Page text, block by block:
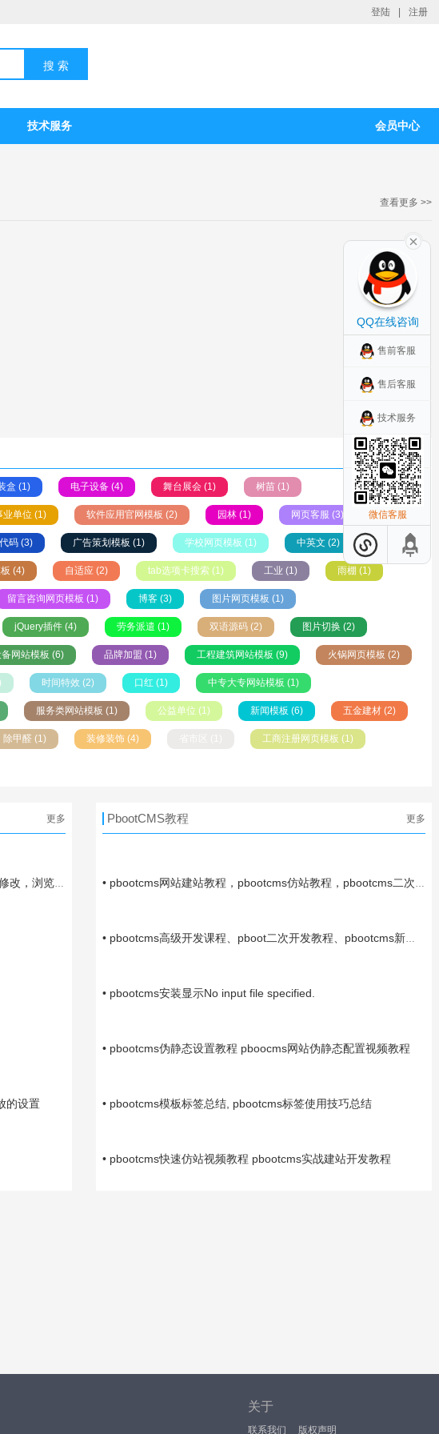
登陆 注册
技术服务 会员中心
查看更多 >>
更多
盒 (1) 电子设备 (4) 舞台展会 (1) 树苗 (1)
业单位 (1) 软件应用官网模板 (2) 园林 (1) 网页客服 (3)
码 (3) 广告策划模板 (1) 学校网页模板 (1) 中英文 (2)
(4) 自适应 (2) tab选项卡搜索 (1) 工业 (1) 雨棚 (1)
留言咨询网页模板 (1) 博客 (3) 图片网页模板 (1)
jQuery插件 (4) 劳务派遣 (1) 双语源码 (2) 图片切换 (2)
网站模板 (6) 品牌加盟 (1) 工程建筑网站模板 (9) 火锅网页模板 (2)
时间特效 (2) 口红 (1) 中专大专网站模板 (1)
服务类网站模板 (1) 公益单位 (1) 新闻模板 (6) 五金建材 (2)
除甲醛 (1) 装修装饰 (4) 工商注册网页模板 (1)
更多
的设置
PbootCMS教程 更多
• pbootcms网站建站教程，pbootcms仿站教程，pbootcms二次
• pbootcms高级开发课程、pboot二次开发教程、pbootcms新增
• pbootcms安装显示No input file specified.
• pbootcms伪静态设置教程 pboocms网站伪静态配置视频教程
• pbootcms模板标签总结, pbootcms标签使用技巧总结
• pbootcms快速仿站视频教程 pbootcms实战建站开发教程
关于
联系我们 版权声明
QQ在线咨询
售前客服
售后客服
技术服务
微信客服